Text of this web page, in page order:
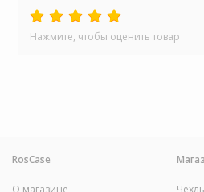
Нажмите, чтобы оценить товар
RosCase
О магазине